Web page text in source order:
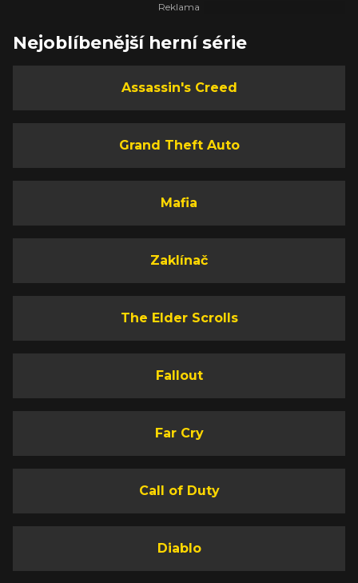
Nejoblíbenější herní série
Assassin's Creed
Grand Theft Auto
Mafia
Zaklínač
The Elder Scrolls
Fallout
Far Cry
Call of Duty
Diablo